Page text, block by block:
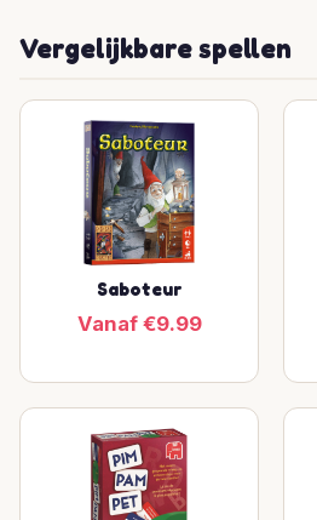
Vergelijkbare spellen
Saboteur
Vanaf €9.99